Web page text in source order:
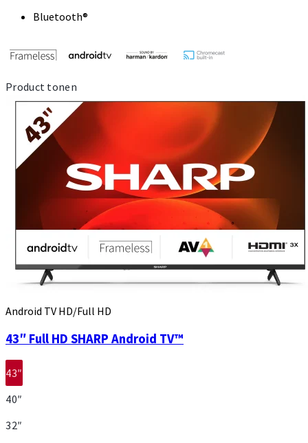
Bluetooth®
Product tonen
Android TV HD/Full HD
43″ Full HD SHARP Android TV™
43″
40″
32″